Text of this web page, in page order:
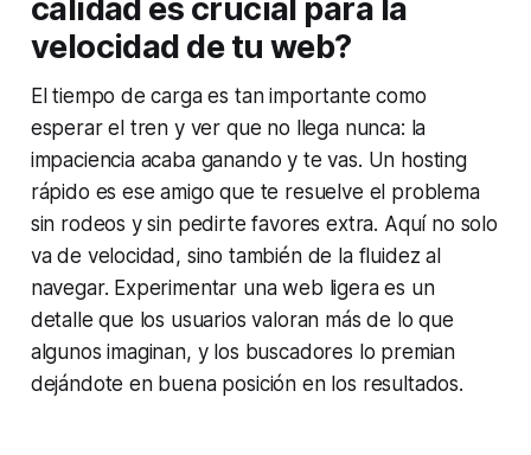
calidad es crucial para la
velocidad de tu web?
El tiempo de carga es tan importante como
esperar el tren y ver que no llega nunca: la
impaciencia acaba ganando y te vas. Un hosting
rápido es ese amigo que te resuelve el problema
sin rodeos y sin pedirte favores extra. Aquí no solo
va de velocidad, sino también de la fluidez al
navegar. Experimentar una web ligera es un
detalle que los usuarios valoran más de lo que
algunos imaginan, y los buscadores lo premian
dejándote en buena posición en los resultados.